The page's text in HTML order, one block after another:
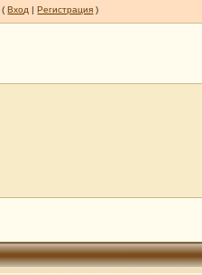
(Вход |Регистрация )